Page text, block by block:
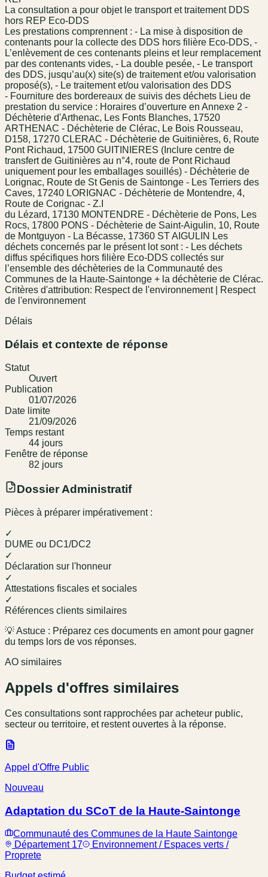
La consultation a pour objet le transport et traitement DDS
hors REP Eco-DDS
Les prestations comprennent : - La mise à disposition de
contenants pour la collecte des DDS hors filière Eco-DDS, -
L’enlèvement de ces contenants pleins et leur remplacement
par des contenants vides, - La double pesée, - Le transport
des DDS, jusqu’au(x) site(s) de traitement et/ou valorisation
proposé(s), - Le traitement et/ou valorisation des DDS
- Fourniture des bordereaux de suivis des déchets Lieu de
prestation du service : Horaires d’ouverture en Annexe 2 -
Déchèterie d'Arthenac, Les Fonts Blanches, 17520
ARTHENAC - Déchèterie de Clérac, Le Bois Rousseau,
D158, 17270 CLERAC - Déchèterie de Guitinières, 6, Route
Pont Richaud, 17500 GUITINIERES (Inclure centre de
transfert de Guitinières au n°4, route de Pont Richaud
uniquement pour les emballages souillés) - Déchèterie de
Lorignac, Route de St Genis de Saintonge - Les Terriers des
Caves, 17240 LORIGNAC - Déchèterie de Montendre, 4,
Route de Corignac - Z.I
du Lézard, 17130 MONTENDRE - Déchèterie de Pons, Les
Rocs, 17800 PONS - Déchèterie de Saint-Aigulin, 10, Route
de Montguyon - La Bécasse, 17360 ST AIGULIN Les
déchets concernés par le présent lot sont : - Les déchets
diffus spécifiques hors filière Eco-DDS collectés sur
l’ensemble des déchèteries de la Communauté des
Communes de la Haute-Saintonge + la déchèterie de Clérac.
Critères d'attribution: Respect de l'environnement | Respect
de l'environnement
Délais
Délais et contexte de réponse
Statut
Ouvert
Publication
01/07/2026
Date limite
21/09/2026
Temps restant
44 jours
Fenêtre de réponse
82 jours
Dossier Administratif
Pièces à préparer impérativement :
✓
DUME ou DC1/DC2
✓
Déclaration sur l'honneur
✓
Attestations fiscales et sociales
✓
Références clients similaires
💡 Astuce : Préparez ces documents en amont pour gagner
du temps lors de vos réponses.
AO similaires
Appels d'offres similaires
Ces consultations sont rapprochées par acheteur public,
secteur ou territoire, et restent ouvertes à la réponse.
Appel d'Offre Public
Nouveau
Adaptation du SCoT de la Haute-Saintonge
Communauté des Communes de la Haute Saintonge
Département 17
Environnement / Espaces verts /
Proprete